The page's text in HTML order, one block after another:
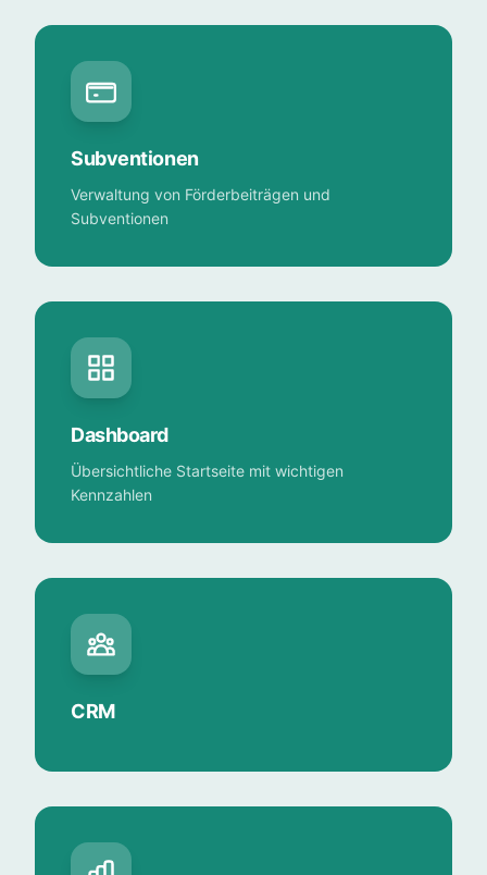
Subventionen
Verwaltung von Förderbeiträgen und
Subventionen
Dashboard
Übersichtliche Startseite mit wichtigen
Kennzahlen
CRM